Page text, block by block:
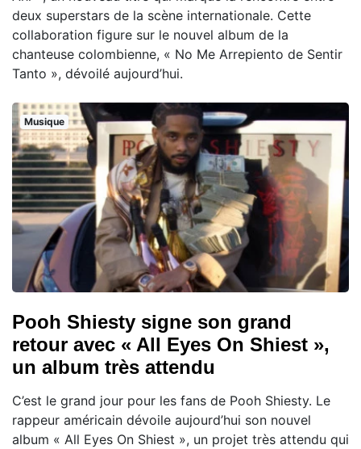
deux superstars de la scène internationale. Cette
collaboration figure sur le nouvel album de la
chanteuse colombienne, « No Me Arrepiento de Sentir
Tanto », dévoilé aujourd’hui.
Musique
Pooh Shiesty signe son grand
retour avec « All Eyes On Shiest »,
un album très attendu
C’est le grand jour pour les fans de Pooh Shiesty. Le
rappeur américain dévoile aujourd’hui son nouvel
album « All Eyes On Shiest », un projet très attendu qui